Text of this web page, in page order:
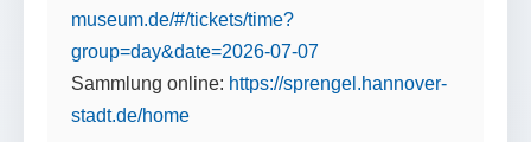
museum.de/#/tickets/time?
group=day&date=2026-07-07
Sammlung online: https://sprengel.hannover-
stadt.de/home